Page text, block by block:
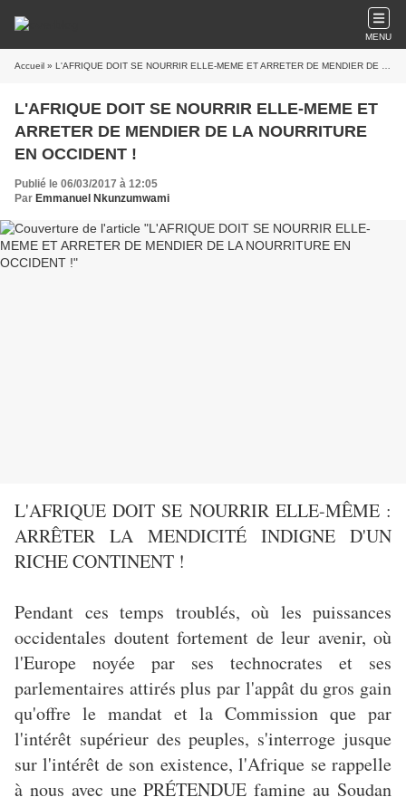
MENU
Accueil » L'AFRIQUE DOIT SE NOURRIR ELLE-MEME ET ARRETER DE MENDIER DE LA NOURRITURE EN OCCIDENT !
L'AFRIQUE DOIT SE NOURRIR ELLE-MEME ET
ARRETER DE MENDIER DE LA NOURRITURE
EN OCCIDENT !
Publié le 06/03/2017 à 12:05
Par Emmanuel Nkunzumwami
L'AFRIQUE DOIT SE NOURRIR ELLE-MÊME :
ARRÊTER LA MENDICITÉ INDIGNE D'UN
RICHE CONTINENT !
Pendant ces temps troublés, où les puissances
occidentales doutent fortement de leur avenir, où
l'Europe noyée par ses technocrates et ses
parlementaires attirés plus par l'appât du gros gain
qu'offre le mandat et la Commission que par
l'intérêt supérieur des peuples, s'interroge jusque
sur l'intérêt de son existence, l'Afrique se rappelle
à nous avec une PRÉTENDUE famine au Soudan